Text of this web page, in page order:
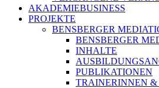
AKADEMIEBUSINESS
PROJEKTE
BENSBERGER
BENSBERGER
INHALTE
PUBLIKATIONEN
TRAINERINNEN &